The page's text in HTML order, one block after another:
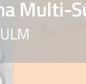
Multi-